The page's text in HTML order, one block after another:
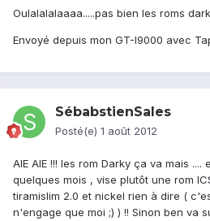
Oulalalalaaaa.....pas bien les roms
Envoyé depuis mon GT-I9000 avec
SébabstienSales
Posté(e) 1 août 2012
AIE AIE !!! les rom Darky ça va mais
quelques mois , vise plutôt une rom
tiramislim 2.0 et nickel rien à dire (
n'engage que moi ;) ) !! Sinon ben va